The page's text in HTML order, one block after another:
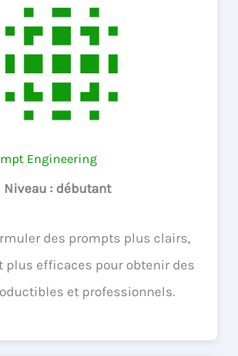
Engineering
Niveau : débutant
des prompts plus clairs,
plus efficaces pour obtenir des
et professionnels.